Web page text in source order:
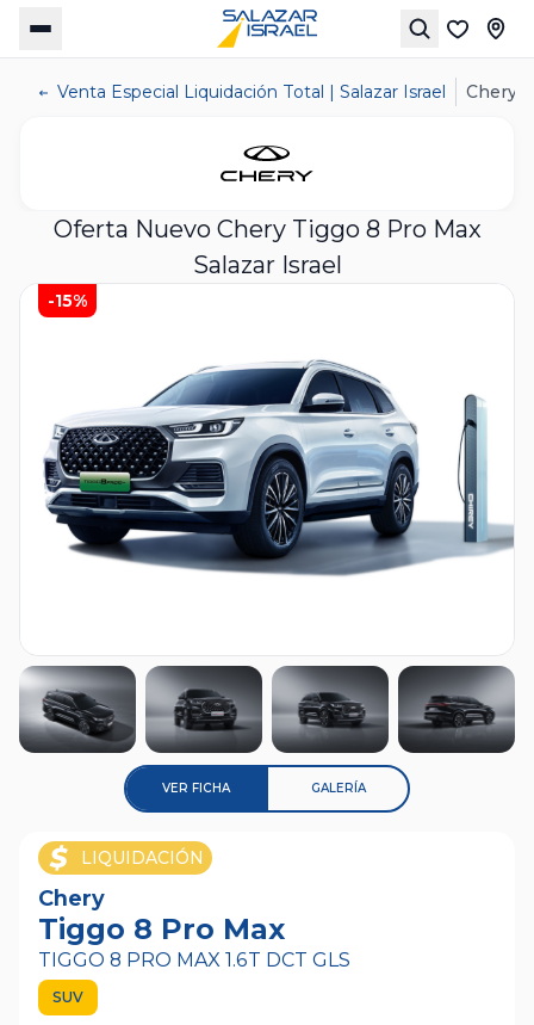
Venta Especial Liquidación Total | Salazar Israel Chery
Oferta Nuevo Chery Tiggo 8 Pro Max
Salazar Israel
-15%
VER FICHA GALERÍA
LIQUIDACIÓN
Chery
Tiggo 8 Pro Max
TIGGO 8 PRO MAX 1.6T DCT GLS
SUV